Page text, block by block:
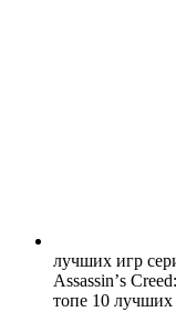
лучших игр
Assassinʼs
топе 10 лучших